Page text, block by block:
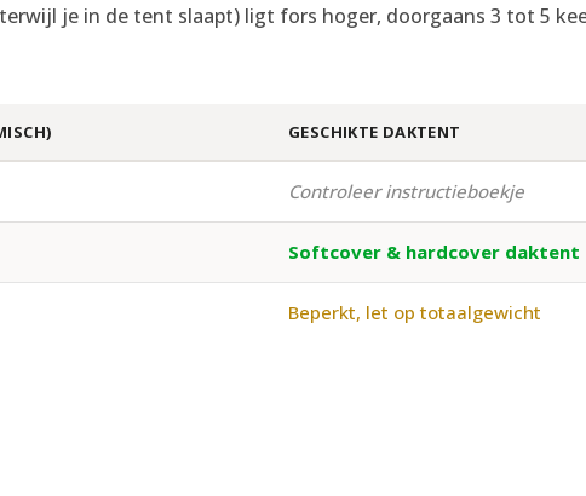
je in de tent slaapt) ligt fors hoger, doorgaans 3 tot 5
GESCHIKTE DAKTENT
Controleer instructieboekje
Softcover & hardcover daktent
Beperkt, let op totaalgewicht